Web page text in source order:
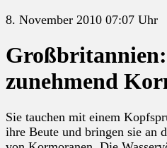
8. November 2010 07:07 Uhr
zunehmend
Sie tauchen mit einem
ihre Beute und bringen sie an